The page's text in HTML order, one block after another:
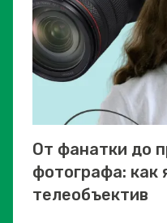
От фанатки до
фотографа: как
телеобъектив